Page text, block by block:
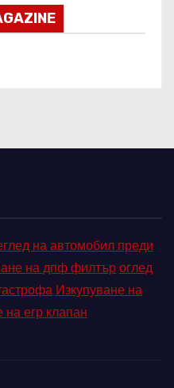
на автомобил преди
на дпф филтъроглед
Изкупуване на
егр клапан